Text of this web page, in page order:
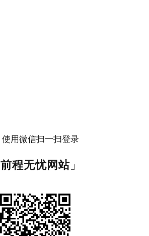
使用微信扫一扫登录
前程无忧网站」